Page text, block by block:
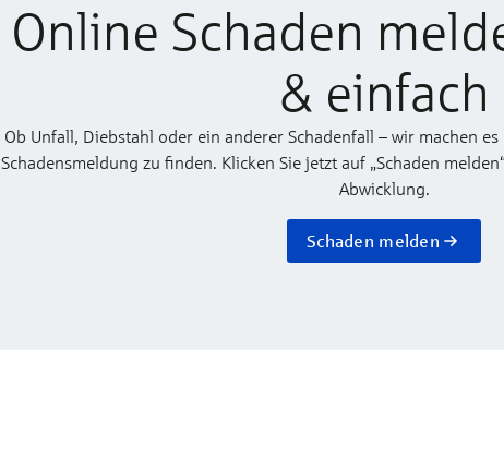
Online Schaden
& einfach
Ob Unfall, Diebstahl oder ein anderer Schadenfall – wir machen
Schadensmeldung zu finden. Klicken Sie jetzt auf „Schaden
Abwicklung.
Schaden melden